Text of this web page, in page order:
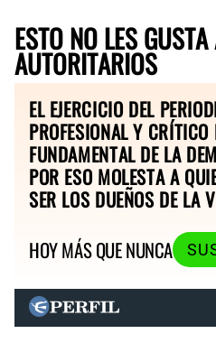
ESTO NO LES
AUTORITARIOS
EL EJERCICIO DEL
PROFESIONAL Y
FUNDAMENTAL DE LA
POR ESO MOLESTA A
SER LOS DUEÑOS DE LA
HOY MÁS QUE NUNCA